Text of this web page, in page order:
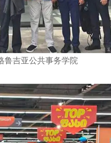
鲁吉亚公共事务学院